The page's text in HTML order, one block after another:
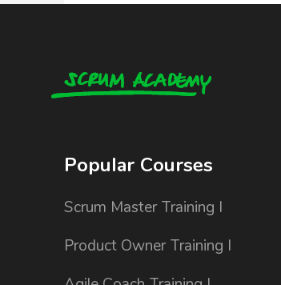
Popular Courses
Scrum Master Training I
Product Owner Training I